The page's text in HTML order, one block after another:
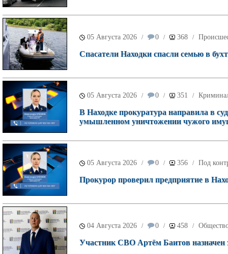
05 Августа 2026 / 0 / 368 /
Спасатели Находки спасли семью в
05 Августа 2026 / 0 / 351 /
В Находке прокуратура направила в
умышленном уничтожении чужого
05 Августа 2026 / 0 / 356 / Под
Прокурор проверил предприятие в
04 Августа 2026 / 0 / 458 /
Участник СВО Артём Баитов назначен